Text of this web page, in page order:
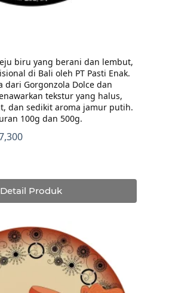
biru yang berani dan lembut,
di Bali oleh PT Pasti Enak.
dari Gorgonzola Dolce dan
tekstur yang halus,
dan sedikit aroma jamur putih.
100g dan 500g.
Rentang
Rp177,300
Detail Produk